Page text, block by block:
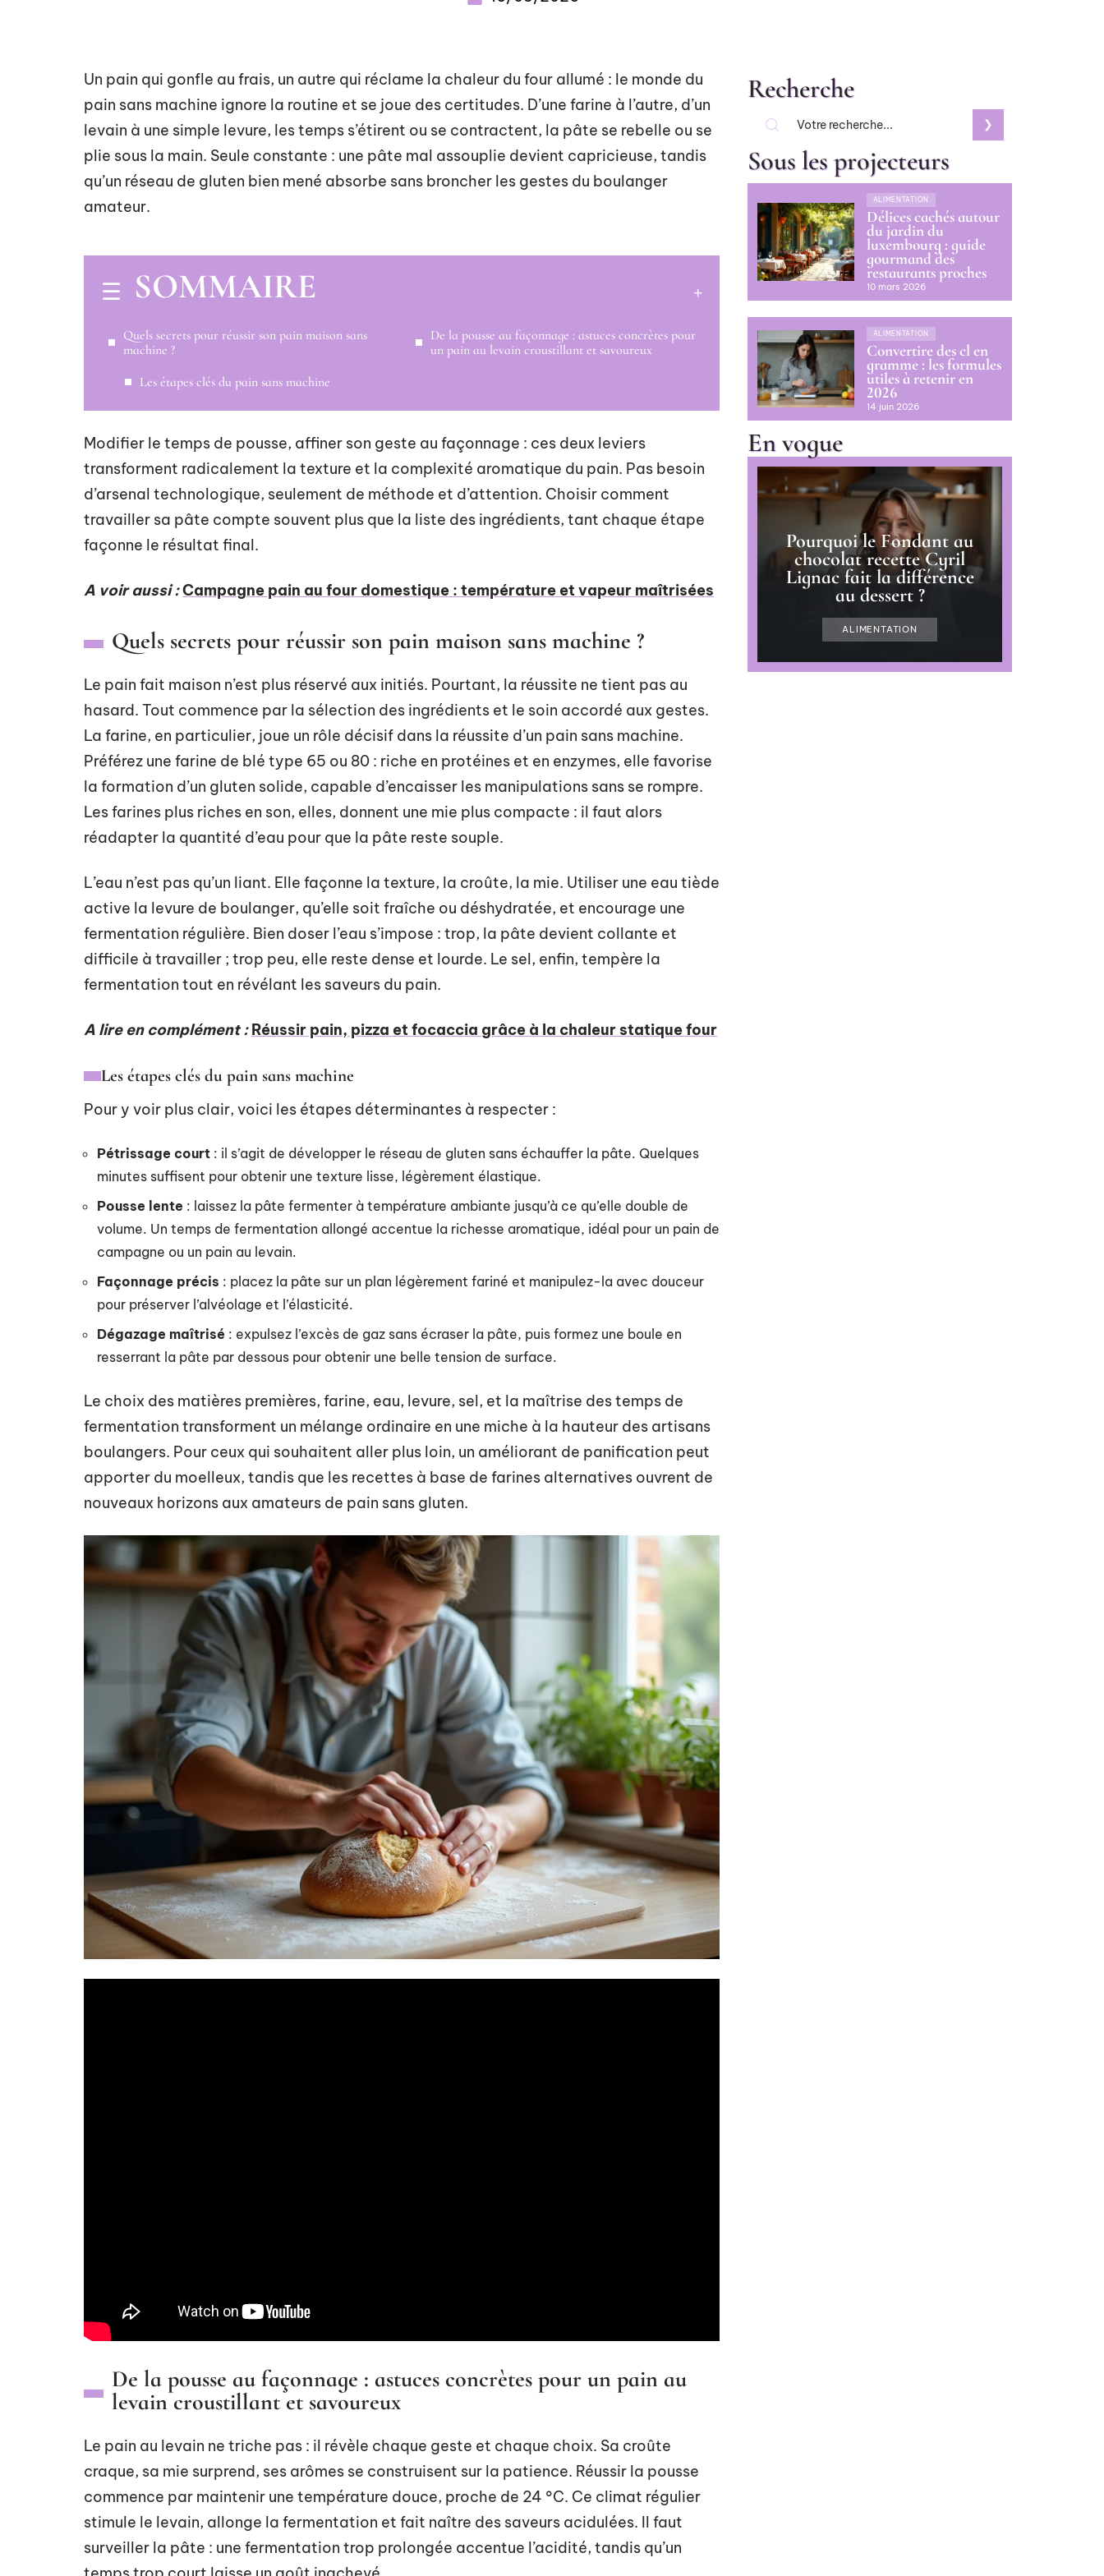
Un pain qui gonfle au frais, un autre qui réclame la chaleur du four allumé : le monde du
pain sans machine ignore la routine et se joue des certitudes. D’une farine à l’autre, d’un
levain à une simple levure, les temps s’étirent ou se contractent, la pâte se rebelle ou se
plie sous la main. Seule constante : une pâte mal assouplie devient capricieuse, tandis
qu’un réseau de gluten bien mené absorbe sans broncher les gestes du boulanger
amateur.
SOMMAIRE
Quels secrets pour réussir son pain maison sans
machine ?
Les étapes clés du pain sans machine
De la pousse au façonnage : astuces concrètes pour
un pain au levain croustillant et savoureux
Modifier le temps de pousse, affiner son geste au façonnage : ces deux leviers
transforment radicalement la texture et la complexité aromatique du pain. Pas besoin
d’arsenal technologique, seulement de méthode et d’attention. Choisir comment
travailler sa pâte compte souvent plus que la liste des ingrédients, tant chaque étape
façonne le résultat final.
A voir aussi :Campagne pain au four domestique : température et vapeur maîtrisées
Quels secrets pour réussir son pain maison sans machine ?
Le pain fait maison n’est plus réservé aux initiés. Pourtant, la réussite ne tient pas au
hasard. Tout commence par la sélection des ingrédients et le soin accordé aux gestes.
La farine, en particulier, joue un rôle décisif dans la réussite d’un pain sans machine.
Préférez une farine de blé type 65 ou 80 : riche en protéines et en enzymes, elle favorise
la formation d’un gluten solide, capable d’encaisser les manipulations sans se rompre.
Les farines plus riches en son, elles, donnent une mie plus compacte : il faut alors
réadapter la quantité d’eau pour que la pâte reste souple.
L’eau n’est pas qu’un liant. Elle façonne la texture, la croûte, la mie. Utiliser une eau tiède
active la levure de boulanger, qu’elle soit fraîche ou déshydratée, et encourage une
fermentation régulière. Bien doser l’eau s’impose : trop, la pâte devient collante et
difficile à travailler ; trop peu, elle reste dense et lourde. Le sel, enfin, tempère la
fermentation tout en révélant les saveurs du pain.
A lire en complément : Réussir pain, pizza et focaccia grâce à la chaleur statique four
Les étapes clés du pain sans machine
Pour y voir plus clair, voici les étapes déterminantes à respecter :
Pétrissage court : il s’agit de développer le réseau de gluten sans échauffer la pâte. Quelques
minutes suffisent pour obtenir une texture lisse, légèrement élastique.
Pousse lente : laissez la pâte fermenter à température ambiante jusqu’à ce qu’elle double de
volume. Un temps de fermentation allongé accentue la richesse aromatique, idéal pour un pain de
campagne ou un pain au levain.
Façonnage précis : placez la pâte sur un plan légèrement fariné et manipulez-la avec douceur
pour préserver l’alvéolage et l’élasticité.
Dégazage maîtrisé : expulsez l’excès de gaz sans écraser la pâte, puis formez une boule en
resserrant la pâte par dessous pour obtenir une belle tension de surface.
Le choix des matières premières, farine, eau, levure, sel, et la maîtrise des temps de
fermentation transforment un mélange ordinaire en une miche à la hauteur des artisans
boulangers. Pour ceux qui souhaitent aller plus loin, un améliorant de panification peut
apporter du moelleux, tandis que les recettes à base de farines alternatives ouvrent de
nouveaux horizons aux amateurs de pain sans gluten.
De la pousse au façonnage : astuces concrètes pour un pain au
levain croustillant et savoureux
Le pain au levain ne triche pas : il révèle chaque geste et chaque choix. Sa croûte
craque, sa mie surprend, ses arômes se construisent sur la patience. Réussir la pousse
commence par maintenir une température douce, proche de 24 °C. Ce climat régulier
stimule le levain, allonge la fermentation et fait naître des saveurs acidulées. Il faut
surveiller la pâte : une fermentation trop prolongée accentue l’acidité, tandis qu’un
Recherche
Sous les projecteurs
ALIMENTATION
Délices cachés autour
du jardin du
luxembourg : guide
gourmand des
restaurants proches
10 mars 2026
ALIMENTATION
Convertire des cl en
gramme : les formules
utiles à retenir en
2026
14 juin 2026
En vogue
Pourquoi le Fondant au
chocolat recette Cyril
Lignac fait la différence
au dessert ?
ALIMENTATION